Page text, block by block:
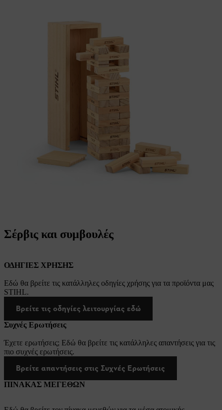
Σέρβις και συμβουλές
ΟΔΗΓΙΕΣ ΧΡΗΣΗΣ
Εδώ θα βρείτε τις κατάλληλες οδηγίες χρήσης για τα προϊόντα μας
STIHL.
Βρείτε τις οδηγίες λειτουργίας εδώ
Συχνές Ερωτήσεις
Έχετε ερωτήσεις; Εδώ θα βρείτε τις κατάλληλες απαντήσεις για τις
πιο συχνές ερωτήσεις.
Βρείτε απαντήσεις στις Συχνές Ερωτήσεις
ΠΙΝΑΚΑΣ ΜΕΓΕΘΩΝ